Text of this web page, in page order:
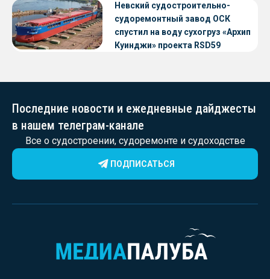
Невский судостроительно-
судоремонтный завод ОСК
спустил на воду сухогруз «Архип
Куинджи» проекта RSD59
Последние новости и ежедневные дайджесты
в нашем телеграм-канале
Все о судостроении, судоремонте и судоходстве
ПОДПИСАТЬСЯ